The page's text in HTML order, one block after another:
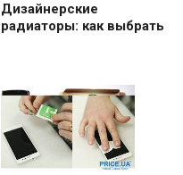
Дизайнерские
радиаторы: как выбрать